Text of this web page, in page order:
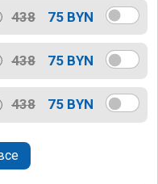
438 75 BYN
438 75 BYN
438 75 BYN